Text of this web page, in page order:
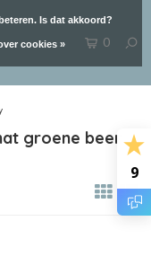
9
0
groene beer
Is dat akkoord?
cookies »